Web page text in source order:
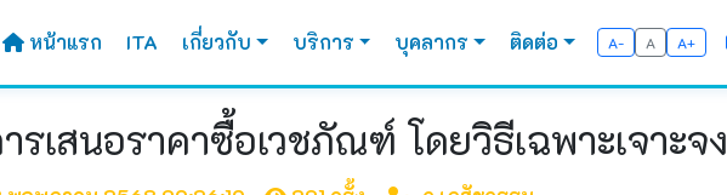
หน้าแรก ITA เกี่ยวกับ บริการ บุคลากร ติดต่อ A- A A+
รเสนอราคาซื้อเวชภัณฑ์ โดยวิธีเฉพาะเจาะจง